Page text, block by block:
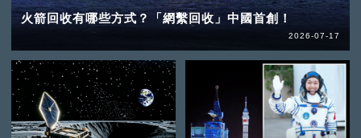
火箭回收有哪些方式？「網繫回收」中國首創！
2026-07-17